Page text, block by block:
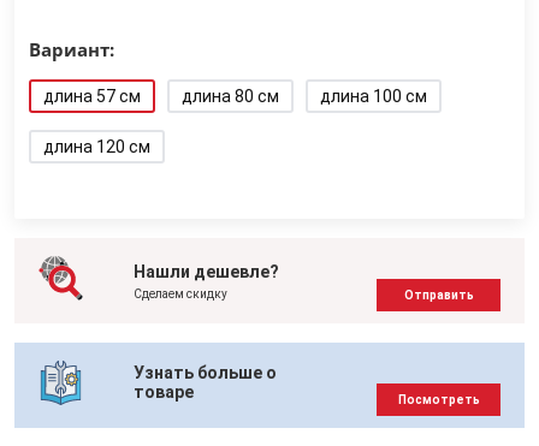
Вариант:
длина 57 см длина 80 см длина 100 см
длина 120 см
Нашли дешевле?
Сделаем скидку Отправить
Узнать больше о
товаре
Посмотреть